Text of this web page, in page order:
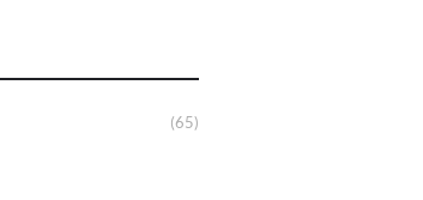
(65)